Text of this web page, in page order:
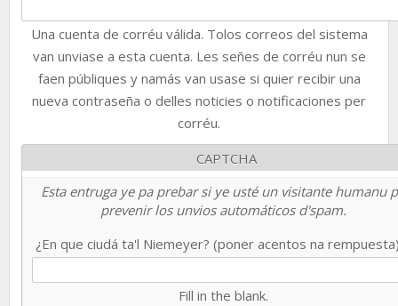
Una cuenta de corréu válida. Tolos correos del sistema
van unviase a esta cuenta. Les señes de corréu nun se
faen públiques y namás van usase si quier recibir una
nueva contraseña o delles noticies o notificaciones per
corréu.
CAPTCHA
Esta entruga ye pa prebar si ye usté un visitante humanu
prevenir los unvios automáticos d'spam.
¿En que ciudá ta'l Niemeyer? (poner acentos na
Fill in the blank.